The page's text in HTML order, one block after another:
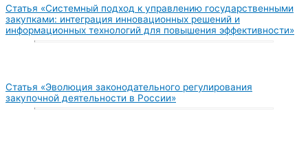
Статья «Системный подход к управлению государственными
закупками: интеграция инновационных решений и
информационных технологий для повышения эффективности»
Статья «Эволюция законодательного регулирования
закупочной деятельности в России»